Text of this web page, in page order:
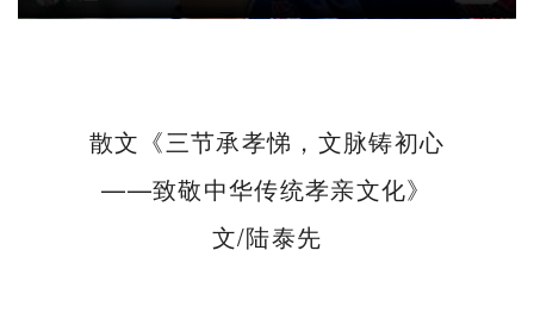
散文《三节承孝悌，文脉铸初心
——致敬中华传统孝亲文化》
文/陆泰先